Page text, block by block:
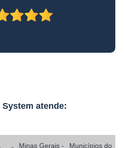
veículos São Joaquim de Bicas
Itajubá
Itajubá
atende:
Minas Gerais - Municípios do